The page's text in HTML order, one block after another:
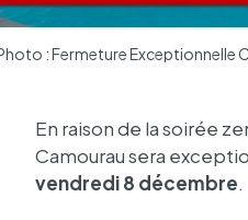
: Fermeture Exceptionnelle
En raison de la soirée
Camou­rau sera
vendredi 8 décembre.